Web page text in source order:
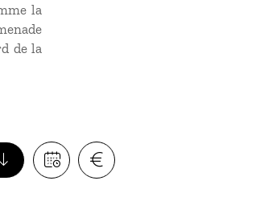
la
de la